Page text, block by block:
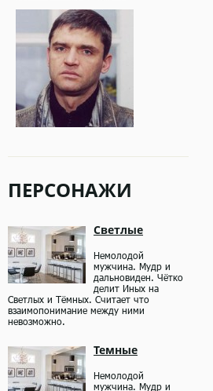
ПЕРСОНАЖИ
Светлые
Немолодой
мужчина. Мудр и
дальновиден. Чётко
делит Иных на
Светлых и Тёмных. Считает что
взаимопонимание между ними
невозможно.
Темные
Немолодой
мужчина. Мудр и